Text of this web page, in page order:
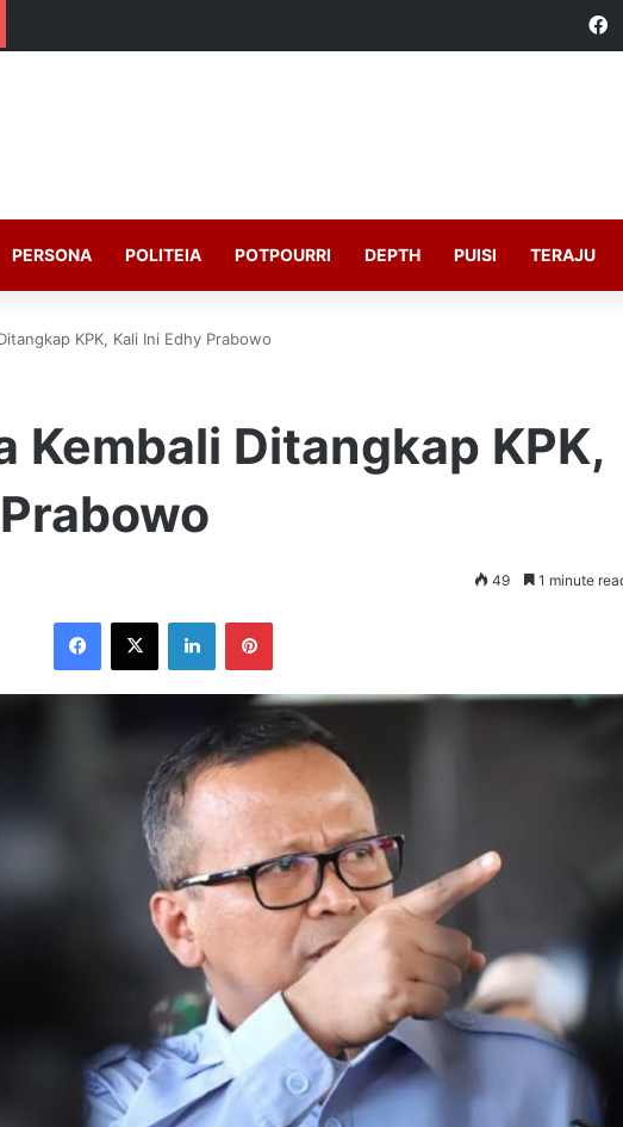
PERSONA POLITEIA POTPOURRI DEPTH PUISI TERAJU
KPK, Kali Ini Edhy Prabowo
Kembali Ditangkap KPK,
49 1 minute
Facebook
X LinkedInPinterest